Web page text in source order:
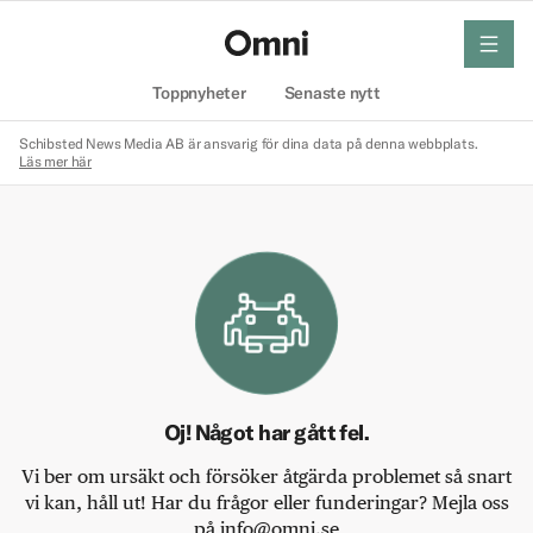
Toppnyheter Senaste nytt
meny
Schibsted News Media AB är ansvarig för dina data på denna webbplats.
Läs mer här
Oj! Något har gått fel.
Vi ber om ursäkt och försöker åtgärda problemet så snart
vi kan, håll ut! Har du frågor eller funderingar? Mejla oss